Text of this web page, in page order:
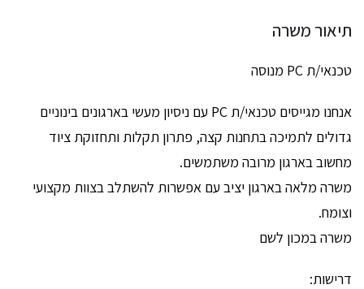
תיאור משרה
טכנאי/ת PC מנוסה
אנחנו מגייסים טכנאי/ת PC עם ניסיון מעשי בארגונים בינוניים
גדולים לתמיכה בתחנות קצה, פתרון תקלות ותחזוקת ציוד
מחשוב בארגון מרובה משתמשים.
משרה מלאה בארגון יציב עם אפשרות להשתלב בצוות מקצועי
וצומח.
משרה במכון לשם
דרישות: